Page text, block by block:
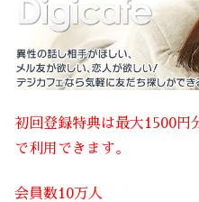
初回登録特典は最大1500
で利用できます。
会員数10万人